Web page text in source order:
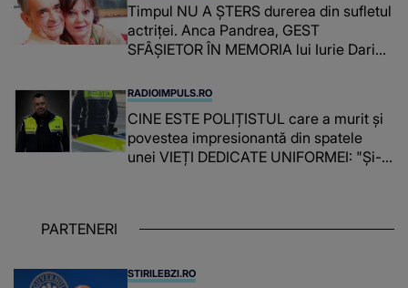
Timpul NU A ȘTERS durerea din sufletul
actriței. Anca Pandrea, GEST
SFÂȘIETOR ÎN MEMORIA lui Iurie Darie:
timpul parcă..."
RADIOIMPULS.RO
CINE ESTE POLIȚISTUL care a murit și
povestea impresionantă din spatele
unei VIEȚI DEDICATE UNIFORMEI: "Și-a
PARTENERI
STIRILEBZI.RO